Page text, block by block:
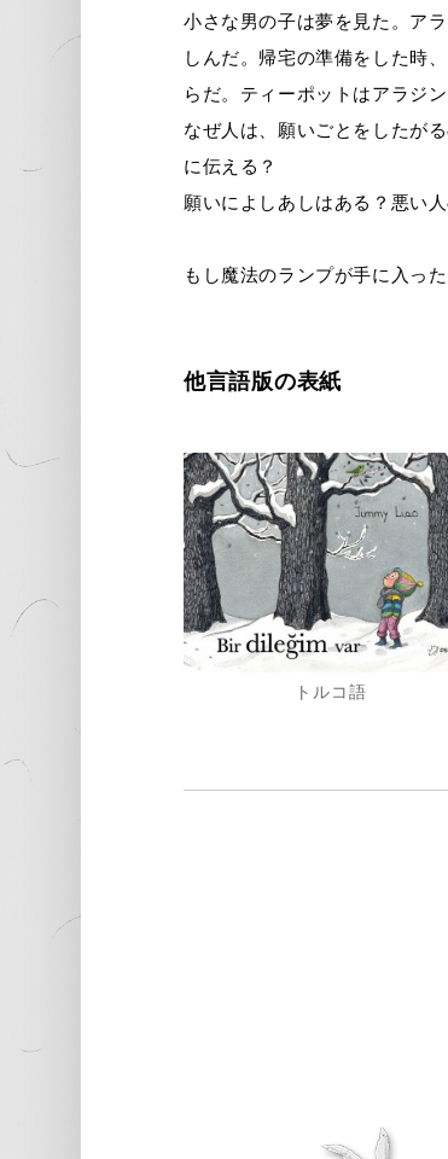
小さな男の子は夢を見た。ア
しんだ。帰宅の準備をした時
らだ。ティーポットはアラジ
なぜ人は、願いごとをしたが
に伝える？
願いによしあしはある？悪い
もし魔法のランプが手に入っ
トルコ語
他言語版の表紙